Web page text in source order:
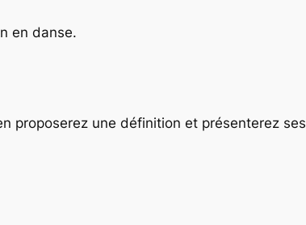
en danse.
proposerez une définition et présenterez ses